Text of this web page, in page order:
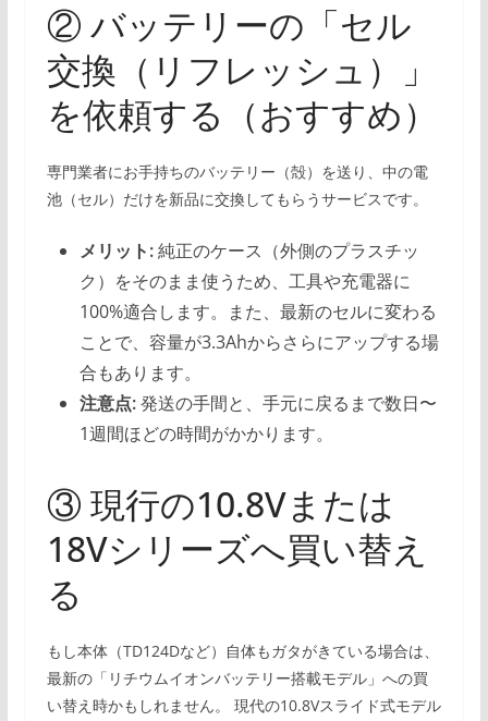
② バッテリーの「セル
交換（リフレッシュ）」
を依頼する（おすすめ）
専門業者にお手持ちのバッテリー（殻）を送り、中の電
池（セル）だけを新品に交換してもらうサービスです。
メリット:純正のケース（外側のプラスチッ
ク）をそのまま使うため、工具や充電器に
100%適合します。また、最新のセルに変わる
ことで、容量が3.3Ahからさらにアップする場
合もあります。
注意点:発送の手間と、手元に戻るまで数日〜
1週間ほどの時間がかかります。
③ 現行の10.8Vまたは
18Vシリーズへ買い替え
る
もし本体（TD124Dなど）自体もガタがきている場合は、
最新の「リチウムイオンバッテリー搭載モデル」への買
い替え時かもしれません。 現代の10.8Vスライド式モデル